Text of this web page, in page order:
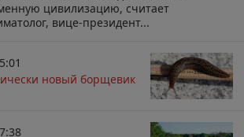
цивилизацию, считает
вице-президент...
новый борщевик